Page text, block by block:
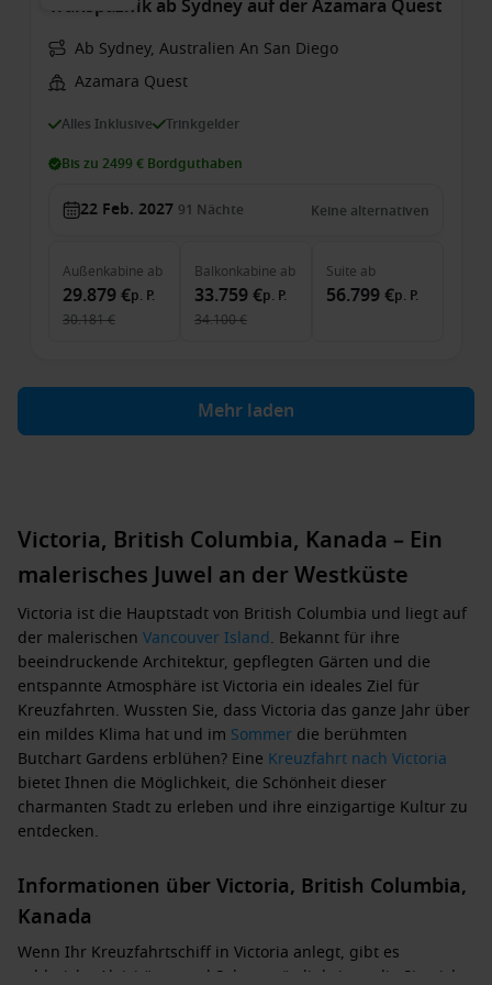
Transpazifik ab Sydney auf der Azamara Quest
Ab Sydney, Australien An San Diego
Azamara Quest
Alles Inklusive Trinkgelder
Bis zu 2499 € Bordguthaben
22 Feb. 2027 91 Nächte Keine alternativen
Außenkabine ab
29.879 €p. P.
30.181 €
Balkonkabine ab
33.759 €p. P.
34.100 €
Suite ab
56.799 €p. P.
Mehr laden
Victoria, British Columbia, Kanada – Ein
malerisches Juwel an der Westküste
Victoria ist die Hauptstadt von British Columbia und liegt auf
der malerischen VancouverIsland. Bekannt für ihre
beeindruckende Architektur, gepflegten Gärten und die
entspannte Atmosphäre ist Victoria ein ideales Ziel für
Kreuzfahrten. Wussten Sie, dass Victoria das ganze Jahr über
ein mildes Klima hat und im Sommer die berühmten
Butchart Gardens erblühen? Eine Kreuzfahrt nach Victoria
bietet Ihnen die Möglichkeit, die Schönheit dieser
charmanten Stadt zu erleben und ihre einzigartige Kultur zu
entdecken.
Informationen über Victoria, British Columbia,
Kanada
Wenn Ihr Kreuzfahrtschiff in Victoria anlegt, gibt es
zahlreiche Aktivitäten und Sehenswürdigkeiten, die Sie nicht